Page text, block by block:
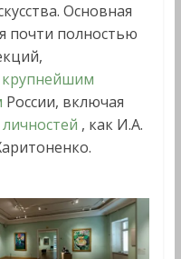
Основная
почти полностью
крупнейшим
России, включая
, как И.А.